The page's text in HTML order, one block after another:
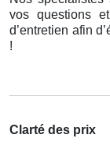
vos questions
d’entretien afin
!
Clarté des prix